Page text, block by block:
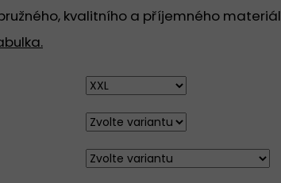
kvalitního a příjemného
KRÁTKÝ RUKÁV - BÍLÁ -
Kč